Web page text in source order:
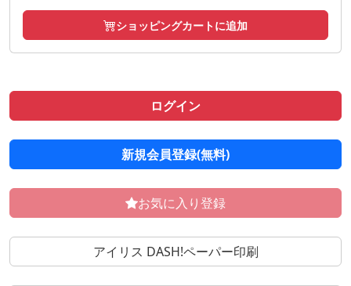
ショッピングカートに追加
ログイン
新規会員登録(無料)
お気に入り登録
アイリス DASH!ペーパー印刷